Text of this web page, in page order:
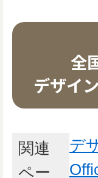
全
デザイ
関連
ペー
デ